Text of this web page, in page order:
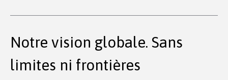
Notre vision globale. Sans
limites ni frontières